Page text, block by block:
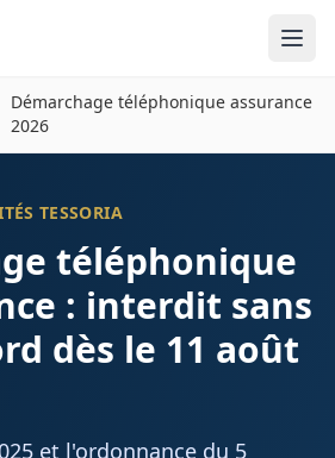
Démarchage téléphonique assurance
2026
TESSORIA
téléphonique
: interdit sans
dès le 11 août
et l'ordonnance du 5